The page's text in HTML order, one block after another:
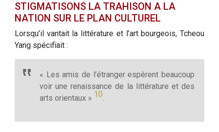
STIGMATISONS LA TRAHISON A LA
NATION SUR LE PLAN CULTUREL
Lorsqu’il vantait la littérature et l’art bourgeois, Tcheou
Yang spécifiait :
« Les amis de l’étranger espèrent beaucoup
voir une renaissance de la littérature et des
arts orientaux » 10.